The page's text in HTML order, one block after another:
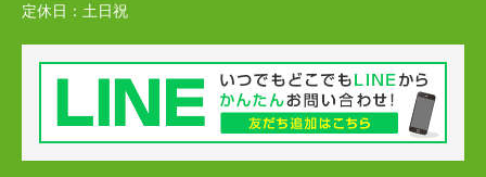
定休日： 土日祝